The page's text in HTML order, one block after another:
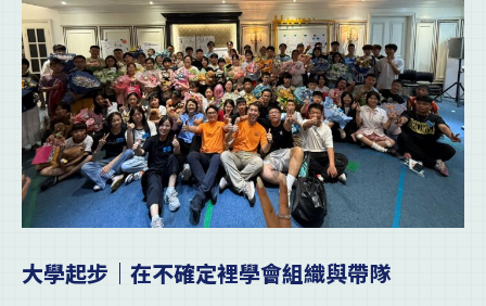
大學起步｜在不確定裡學會組織與帶隊